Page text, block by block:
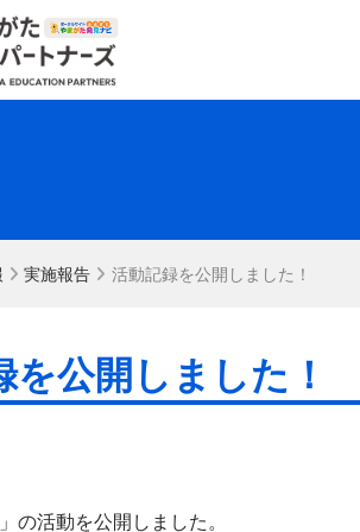
実施報告 活動記録を公開しました！
を公開しました！
の活動を公開しました。